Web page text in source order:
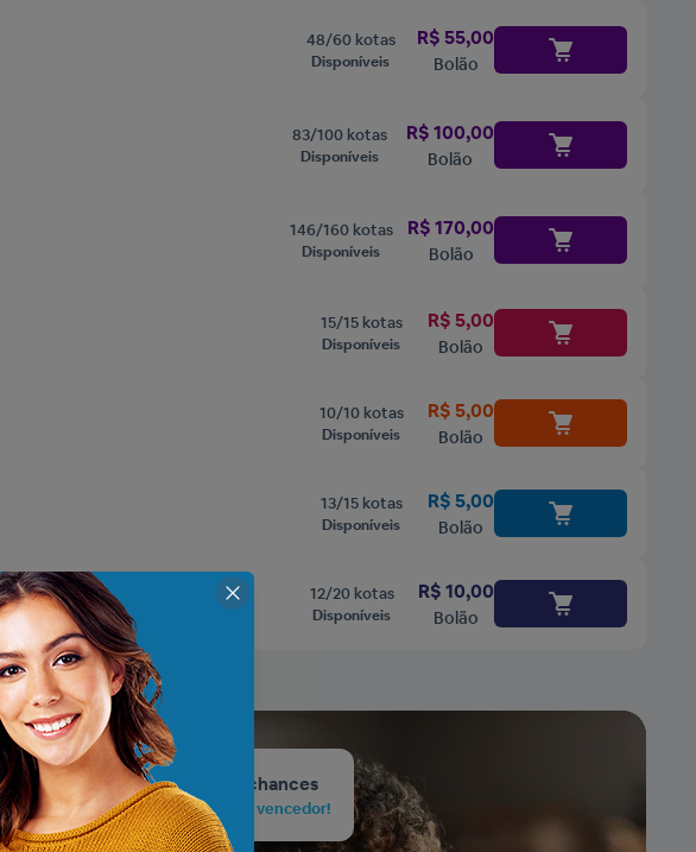
48/60 kotas
Disponíveis
R$ 55,00
Bolão
83/100 kotas
Disponíveis
R$ 100,00
Bolão
146/160 kotas
Disponíveis
R$ 170,00
Bolão
15/15 kotas
Disponíveis
R$ 5,00
Bolão
10/10 kotas
Disponíveis
R$ 5,00
Bolão
13/15 kotas
Disponíveis
R$ 5,00
Bolão
12/20 kotas
Disponíveis
R$ 10,00
Bolão
Bolão com mais chances
Seguro, confiável e vencedor!